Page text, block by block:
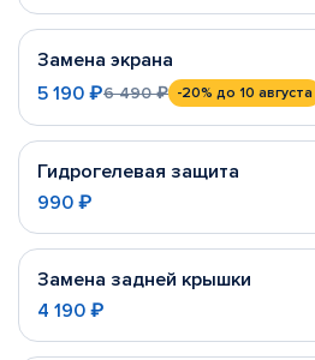
Замена экрана
5 190 ₽6 490 ₽ -20% до 10 августа
Гидрогелевая защита
990 ₽
Замена задней крышки
4 190 ₽